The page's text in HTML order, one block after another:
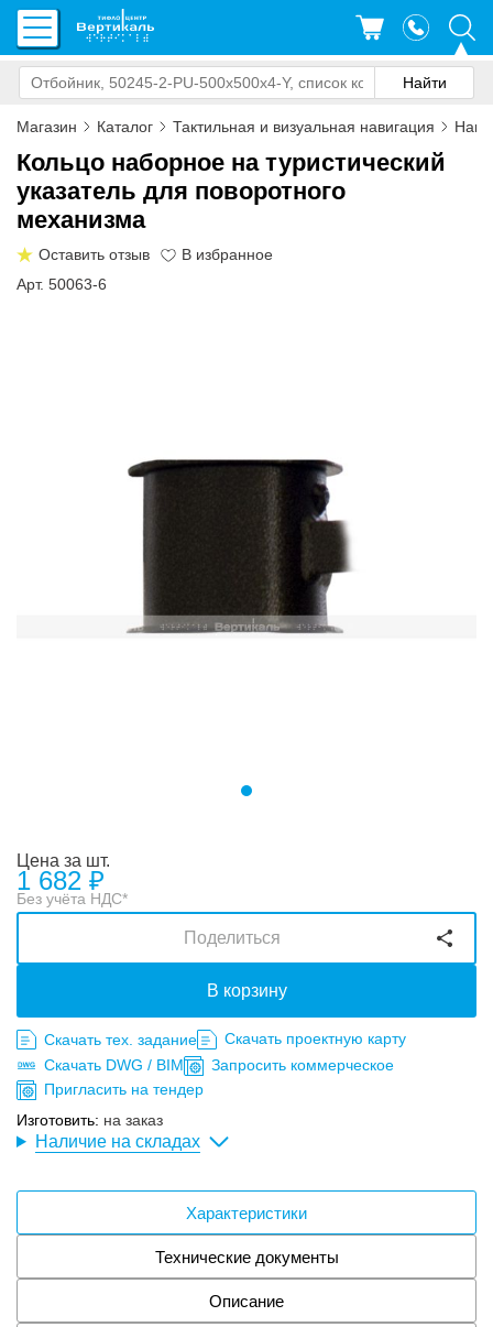
Магазин Каталог Тактильная и визуальная навигация
Кольцо наборное на туристический
указатель для поворотного
механизма
Оставить отзыв
Арт. 50063-6
Цена за шт.
1 682 ₽
Без учёта НДС*
Изготовить: на заказ
В корзину
Поделиться
Скачать тех. задание
Скачать проектную карту
Скачать DWG / BIM
Запросить коммерческое
Пригласить на тендер
Наличие на складах
Характеристики
Технические документы
Описание